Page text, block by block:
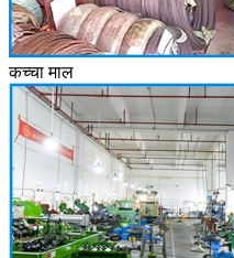
कच्चा माल